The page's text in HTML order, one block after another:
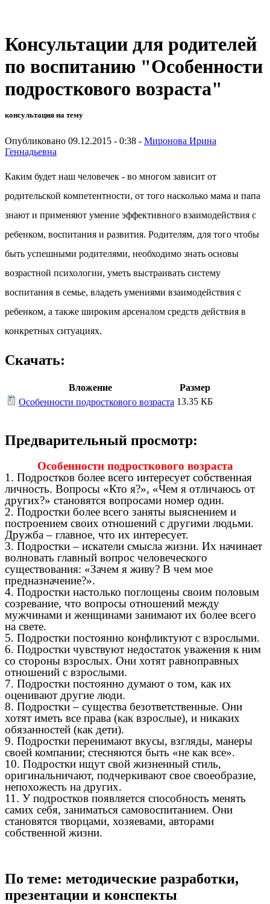
Консультации для родителей
по воспитанию "Особенности
подросткового возраста"
консультация на тему
Опубликовано 09.12.2015 - 0:38 - Миронова Ирина
Геннадьевна
Каким будет наш человечек - во многом зависит от
родительской компетентности, от того насколько мама и папа
знают и применяют умение эффективного взаимодействия с
ребенком, воспитания и развития. Родителям, для того чтобы
быть успешными родителями, необходимо знать основы
возрастной психологии, уметь выстраивать систему
воспитания в семье, владеть умениями взаимодействия с
ребенком, а также широким арсеналом средств действия в
конкретных ситуациях.
Скачать:
Вложение
Размер
Особенности подросткового возраста 13.35 КБ
Предварительный просмотр:
Особенности подросткового возраста
1. Подростков более всего интересует собственная
личность. Вопросы «Кто я?», «Чем я отличаюсь от
других?» становятся вопросами номер один.
2. Подростки более всего заняты выяснением и
построением своих отношений с другими людьми.
Дружба – главное, что их интересует.
3. Подростки – искатели смысла жизни. Их начинает
волновать главный вопрос человеческого
существования: «Зачем я живу? В чем мое
предназначение?».
4. Подростки настолько поглощены своим половым
созревание, что вопросы отношений между
мужчинами и женщинами занимают их более всего
на свете.
5. Подростки постоянно конфликтуют с взрослыми.
6. Подростки чувствуют недостаток уважения к ним
со стороны взрослых. Они хотят равноправных
отношений с взрослыми.
7. Подростки постоянно думают о том, как их
оценивают другие люди.
8. Подростки – существа безответственные. Они
хотят иметь все права (как взрослые), и никаких
обязанностей (как дети).
9. Подростки перенимают вкусы, взгляды, манеры
своей компании; стесняются быть «не как все».
10. Подростки ищут свой жизненный стиль,
оригинальничают, подчеркивают свое своеобразие,
непохожесть на других.
11. У подростков появляется способность менять
самих себя, заниматься самовоспитанием. Они
становятся творцами, хозяевами, авторами
собственной жизни.
По теме: методические разработки,
презентации и конспекты